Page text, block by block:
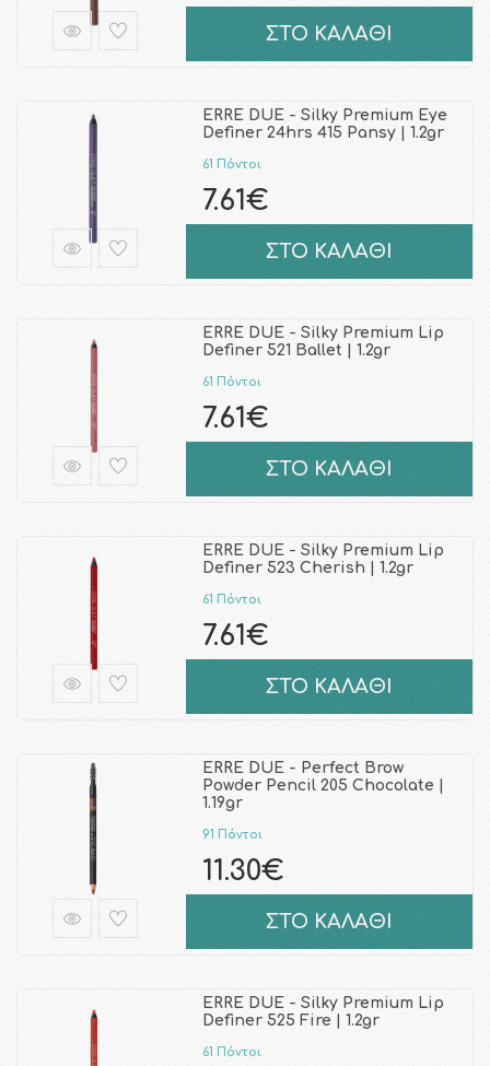
ΣΤΟ ΚΑΛΑΘΙ
ERRE DUE - Silky Premium Eye
Definer 24hrs 415 Pansy | 1.2gr
61 Πόντοι
7.61€
ΣΤΟ ΚΑΛΑΘΙ
ERRE DUE - Silky Premium Lip
Definer 521 Ballet | 1.2gr
61 Πόντοι
7.61€
ΣΤΟ ΚΑΛΑΘΙ
ERRE DUE - Silky Premium Lip
Definer 523 Cherish | 1.2gr
61 Πόντοι
7.61€
ΣΤΟ ΚΑΛΑΘΙ
ERRE DUE - Perfect Brow
Powder Pencil 205 Chocolate |
1.19gr
91 Πόντοι
11.30€
ΣΤΟ ΚΑΛΑΘΙ
ERRE DUE - Silky Premium Lip
Definer 525 Fire | 1.2gr
61 Πόντοι